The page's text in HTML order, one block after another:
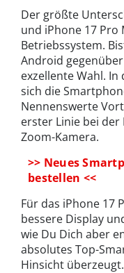
Der größte
und iPhone 17 Pro
Betriebssystem.
Android
exzellente Wahl.
sich die
Nennenswerte
erster Linie bei
Zoom-Kamera.
>> Neues
bestellen <<
Für das iPhone 17
bessere Display
wie Du Dich aber
absolutes Top-
Hinsicht überzeugt.